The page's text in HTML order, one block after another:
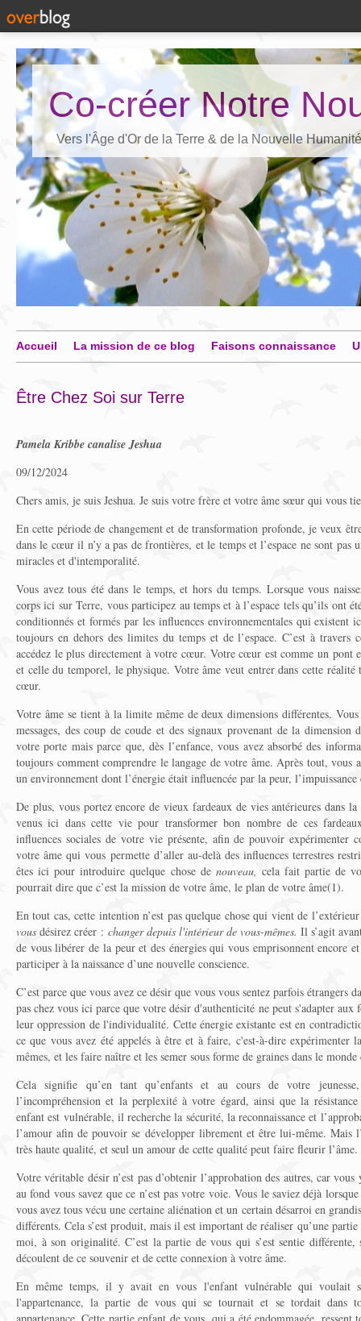
Co-créer Notre
Vers l'Âge d'Or de la Terre & de la Nouvelle Humanité
Accueil La mission de ce blog Faisons connaissance
Être Chez Soi sur Terre
Pamela Kribbe canalise Jeshua
09/12/2024
Chers amis, je suis Jeshua. Je suis votre frère et votre âme sœur qui vous
En cette période de changement et de transformation profonde, je veux
dans le cœur il n’y a pas de frontières, et le temps et l’espace ne sont
miracles et d'intemporalité.
Vous avez tous été dans le temps, et hors du temps. Lorsque vous
corps ici sur Terre, vous participez au temps et à l’espace tels qu’ils ont
conditionnés et formés par les influences environnementales qui existent
toujours en dehors des limites du temps et de l’espace. C’est à travers
accédez le plus directement à votre cœur. Votre cœur est comme un pont
et celle du temporel, le physique. Votre âme veut entrer dans cette
cœur.
Votre âme se tient à la limite même de deux dimensions différentes.
messages, des coup de coude et des signaux provenant de la
votre porte mais parce que, dès l’enfance, vous avez absorbé des
toujours comment comprendre le langage de votre âme. Après tout, vous
un environnement dont l’énergie était influencée par la peur,
De plus, vous portez encore de vieux fardeaux de vies antérieures dans
venus ici dans cette vie pour transformer bon nombre de ces
influences sociales de votre vie présente, afin de pouvoir expérimenter
votre âme qui vous permette d’aller au-delà des influences terrestres
êtes ici pour introduire quelque chose de nouveau, cela fait partie de
pourrait dire que c’est la mission de votre âme, le plan de votre âme(1).
En tout cas, cette intention n’est pas quelque chose qui vient de
vous désirez créer : changer depuis l'intérieur de vous-mêmes. Il s’agit
de vous libérer de la peur et des énergies qui vous emprisonnent encore
participer à la naissance d’une nouvelle conscience.
C’est parce que vous avez ce désir que vous vous sentez parfois étrangers
pas chez vous ici parce que votre désir d'authenticité ne peut s'adapter aux
leur oppression de l'individualité. Cette énergie existante est en
ce que vous avez été appelés à être et à faire, c'est-à-dire expérimenter
mêmes, et les faire naître et les semer sous forme de graines dans le
Cela signifie qu’en tant qu’enfants et au cours de votre
l’incompréhension et la perplexité à votre égard, ainsi que la
enfant est vulnérable, il recherche la sécurité, la reconnaissance et
l’amour afin de pouvoir se développer librement et être lui-même. Mais
très haute qualité, et seul un amour de cette qualité peut faire fleurir l’âme.
Votre véritable désir n’est pas d’obtenir l’approbation des autres, car
au fond vous savez que ce n’est pas votre voie. Vous le saviez déjà
vous avez tous vécu une certaine aliénation et un certain désarroi en
différents. Cela s’est produit, mais il est important de réaliser qu’une
moi, à son originalité. C’est la partie de vous qui s’est sentie différente,
découlent de ce souvenir et de cette connexion à votre âme.
En même temps, il y avait en vous l'enfant vulnérable qui voulait
l'appartenance, la partie de vous qui se tournait et se tordait dans